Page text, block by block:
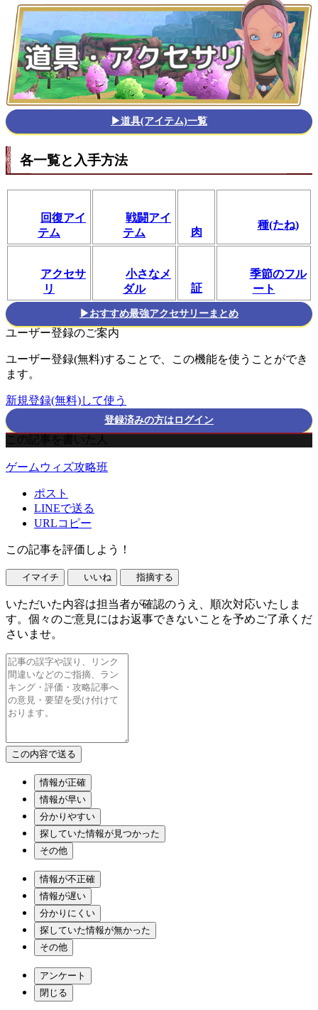
▶道具(アイテム)一覧
各一覧と入手方法
回復アイ
テム
戦闘アイ
テム
肉
種(たね)
アクセサ
リ
小さなメ
ダル
証
季節のフル
ート
▶おすすめ最強アクセサリーまとめ
ユーザー登録のご案内
ユーザー登録(無料)することで、この機能を使うことができ
ます。
新規登録(無料)して使う
登録済みの方はログイン
この記事を書いた人
ゲームウィズ攻略班
ポスト
LINEで送る
URLコピー
この記事を評価しよう！
イマイチ いいね 指摘する
いただいた内容は担当者が確認のうえ、順次対応いたしま
す。個々のご意見にはお返事できないことを予めご了承くだ
さいませ。
情報が正確
情報が早い
分かりやすい
探していた情報が見つかった
その他
情報が不正確
情報が遅い
分かりにくい
探していた情報が無かった
その他
アンケート
閉じる